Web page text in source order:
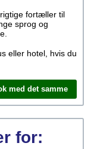
fortæller til
sprog og
eller hotel, hvis du
med det samme
for: